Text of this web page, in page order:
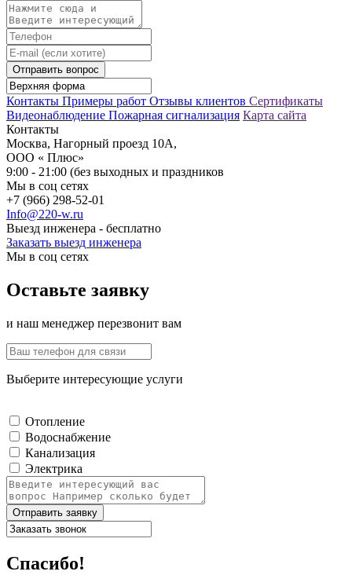
Отправить вопрос
Контакты Примеры работ Отзывы клиентов Сертификаты
Видеонаблюдение Пожарная сигнализация Карта сайта
Контакты
Москва, Нагорный проезд 10А,
ООО « Плюс»
9:00 - 21:00 (без выходных и праздников
Мы в соц сетях
+7 (966) 298-52-01
Info@220-w.ru
Выезд инженера - бесплатно
Заказать выезд инженера
Мы в соц сетях
Оставьте заявку
и наш менеджер перезвонит вам
Выберите интересующие услуги
Отопление
Водоснабжение
Канализация
Электрика
Отправить заявку
Спасибо!